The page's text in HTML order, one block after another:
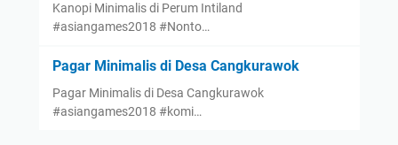
Kanopi Minimalis di Perum Intiland
#asiangames2018 #Nonto…
Pagar Minimalis di Desa Cangkurawok
Pagar Minimalis di Desa Cangkurawok
#asiangames2018 #komi…